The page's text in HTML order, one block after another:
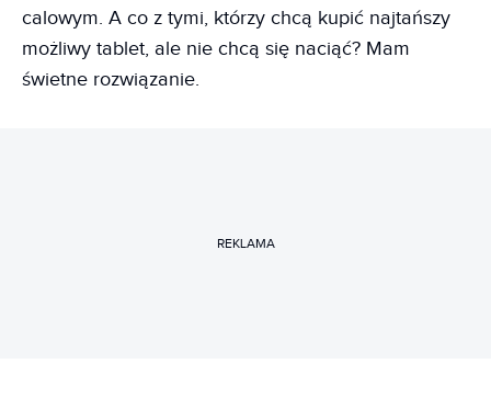
calowym. A co z tymi, którzy chcą kupić najtańszy
możliwy tablet, ale nie chcą się naciąć? Mam
świetne rozwiązanie.
REKLAMA